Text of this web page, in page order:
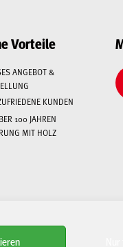
Vorteile
ANGEBOT & A
KUNDEN
100 JAHREN
MIT HOLZ
zzgl. Liefer-/Versandkosten.